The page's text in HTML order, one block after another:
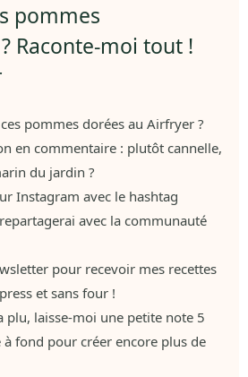
pommes
Raconte-moi tout !
ces pommes dorées au Airfryer ?
en commentaire : plutôt cannelle,
du jardin ?
Instagram avec le hashtag
avec la communauté
pour recevoir mes recettes
et sans four !
plu, laisse-moi une petite note 5
à fond pour créer encore plus de